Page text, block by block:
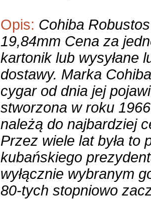
Opis: Cohiba
19,84mm Cena za
kartonik lub wysyłane
dostawy. Marka
cygar od dnia jej
stworzona w roku
należą do najbardziej
Przez wiele lat była to
kubańskiego
wyłącznie wybranym
80-tych stopniowo